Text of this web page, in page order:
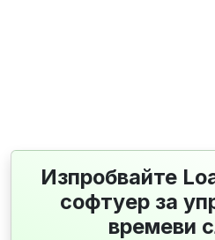
Изпробвайте
софтуер за
времеви